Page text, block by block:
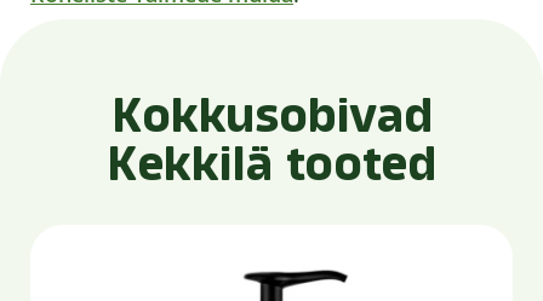
Kokkusobivad
Kekkilä tooted